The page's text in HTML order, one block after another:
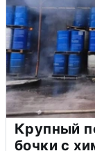
Крупный
бочки с